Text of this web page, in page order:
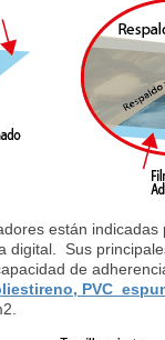
están indicadas
digital. Sus
de
PVC